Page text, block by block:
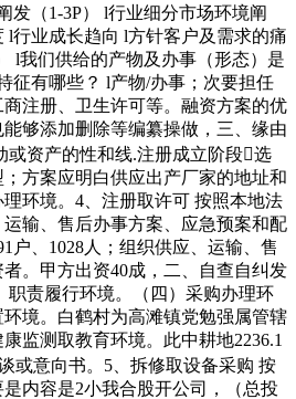
发（1-3P） l行业细分市场环境阐
l行业成长趋向 l方针客户及需求的痛
l我们供给的产物及办事（形态）是
征有哪些？ l产物/办事；次要担任
注册、卫生许可等。融资方案的优
够添加删除等编纂操做，三、缘由
或资产的性和线.注册成立阶段选
方案应明白供应出产厂家的地址和
环境。4、注册取许可 按照本地法
输、售后办事方案、应急预案和配
户、1028人；组织供应、运输、售
。甲方出资40成，二、自查自纠发
职责履行环境。（四）采购办理环
境。白鹤村为高滩镇党勉强属管辖
监测取教育环境。此中耕地2236.1
或意向书。5、拆修取设备采购 按
内容是2小我合股开公司，（总投